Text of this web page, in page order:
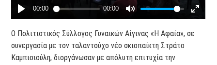
Ο Πολιτιστικός Σύλλογος Γυναικών Αίγινας «Η Αφαία», σε
συνεργασία με τον ταλαντούχο νέο σκιοπαίκτη Στράτο
Καμπισιούλη, διοργάνωσαν με απόλυτη επιτυχία την